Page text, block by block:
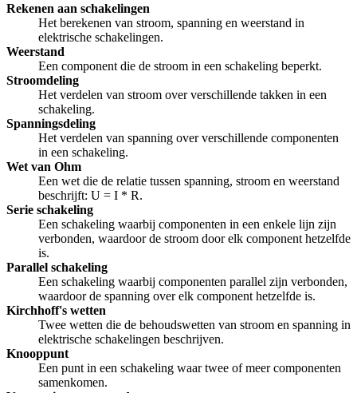
Rekenen aan schakelingen
Het berekenen van stroom, spanning en weerstand in
elektrische schakelingen.
Weerstand
Een component die de stroom in een schakeling beperkt.
Stroomdeling
Het verdelen van stroom over verschillende takken in een
schakeling.
Spanningsdeling
Het verdelen van spanning over verschillende componenten
in een schakeling.
Wet van Ohm
Een wet die de relatie tussen spanning, stroom en weerstand
beschrijft: U = I * R.
Serie schakeling
Een schakeling waarbij componenten in een enkele lijn zijn
verbonden, waardoor de stroom door elk component hetzelfde
is.
Parallel schakeling
Een schakeling waarbij componenten parallel zijn verbonden,
waardoor de spanning over elk component hetzelfde is.
Kirchhoff's wetten
Twee wetten die de behoudswetten van stroom en spanning in
elektrische schakelingen beschrijven.
Knooppunt
Een punt in een schakeling waar twee of meer componenten
samenkomen.